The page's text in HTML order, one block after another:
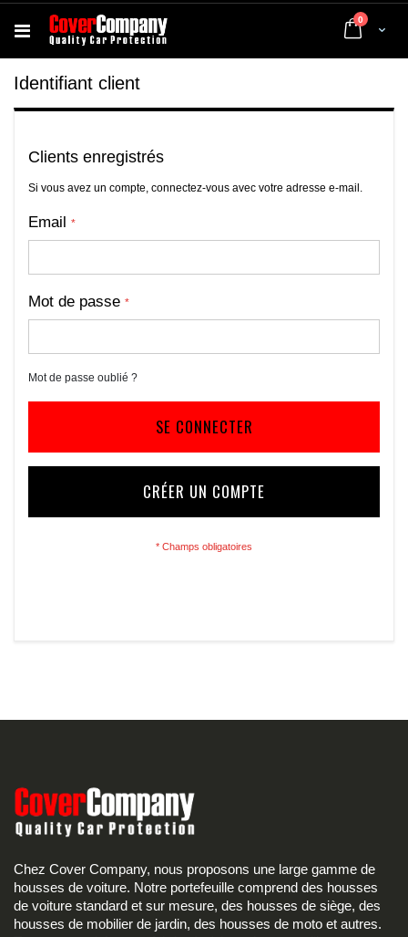
Cart
0 articles
Identifiant client
Clients enregistrés
Si vous avez un compte, connectez-vous avec votre adresse e-mail.
Email
Mot de passe
Mot de passe oublié ?
SE CONNECTER
CRÉER UN COMPTE
Chez Cover Company, nous proposons une large gamme de
housses de voiture. Notre portefeuille comprend des housses
de voiture standard et sur mesure, des housses de siège, des
housses de mobilier de jardin, des housses de moto et autres.